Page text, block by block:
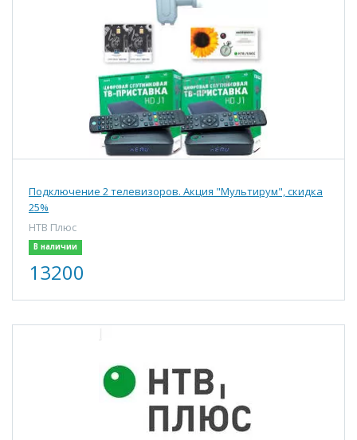
Подключение 2 телевизоров. Акция "Мультирум", скидка
25%
НТВ Плюс
В наличии
13200